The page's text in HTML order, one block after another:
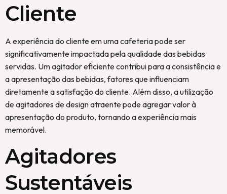
Cliente
A experiência do cliente em uma cafeteria pode ser
significativamente impactada pela qualidade das bebidas
servidas. Um agitador eficiente contribui para a consistência e
a apresentação das bebidas, fatores que influenciam
diretamente a satisfação do cliente. Além disso, a utilização
de agitadores de design atraente pode agregar valor à
apresentação do produto, tornando a experiência mais
memorável.
Agitadores
Sustentáveis